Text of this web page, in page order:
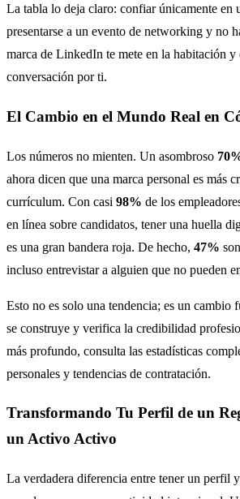
La tabla lo deja claro: confiar únicamente en
presentarse a un evento de networking y no
marca de LinkedIn te mete en la habitación y
conversación por ti.
El Cambio en el Mundo Real en
Los números no mienten. Un asombroso
ahora dicen que una marca personal es más
currículum. Con casi 98% de los
en línea sobre candidatos, tener una huella
es una gran bandera roja. De hecho, 47%
incluso entrevistar a alguien que no pueden
Esto no es solo una tendencia; es un cambio
se construye y verifica la credibilidad
más profundo, consulta las estadísticas
personales y tendencias de contratación.
Transformando Tu Perfil de un
un Activo Activo
La verdadera diferencia entre tener un perfil